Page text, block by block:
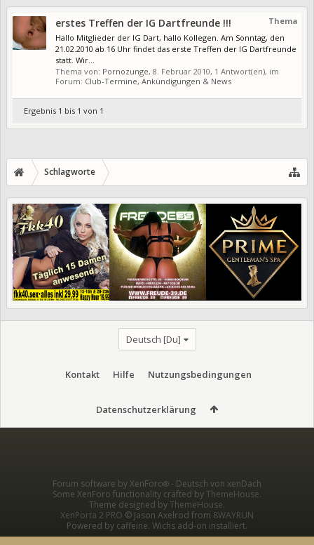
Thema
erstes Treffen der IG Dartfreunde !!!
Hallo Mitglieder der IG Dart, hallo Kollegen. Am Sonntag, den
21.02.2010 ab 16 Uhr findet das erste Treffen der IG Dartfreunde
statt. Wir...
Thema von: Pornozunge, 8. Februar 2010, 1 Antwort(en), im
Forum: Club-Termine, Ankündigungen & News
Ergebnis 1 bis 1 von 1
Schlagworte
Deutsch [Du]
Kontakt Hilfe Nutzungsbedingungen
Datenschutzerklärung
Forum software by XenForo® - Deutsch von xenDach
Some XenForo functionality crafted byThemeHouse.
Theme designed byThemeHouse.
XenPorta 2 PRO © Jason Axelrod from 8WAYRUN
Powered by caffeine. Wichs add-on installiert.